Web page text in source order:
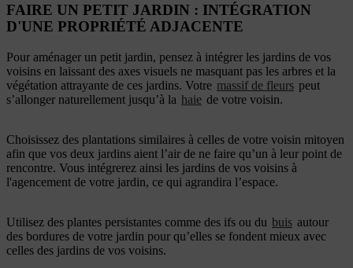
FAIRE UN PETIT JARDIN : INTÉGRATION
D'UNE PROPRIÉTÉ ADJACENTE
Pour aménager un petit jardin, pensez à intégrer les jardins de vos
voisins en laissant des axes visuels ne masquant pas les arbres et la
végétation attrayante de ces jardins. Votre massif de fleurs peut
s’allonger naturellement jusqu’à la haie de votre voisin.
Choisissez des plantations similaires à celles de votre voisin mitoyen
afin que vos deux jardins aient l’air de ne faire qu’un à leur point de
rencontre. Vous intégrerez ainsi les jardins de vos voisins à
l'agencement de votre jardin, ce qui agrandira l’espace.
Utilisez des plantes persistantes comme des ifs ou du buis autour
des bordures de votre jardin pour qu’elles se fondent mieux avec
celles des jardins de vos voisins.